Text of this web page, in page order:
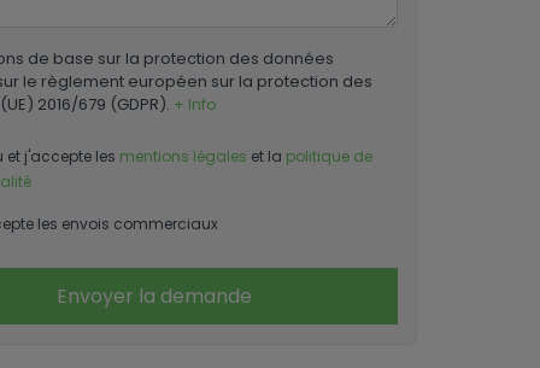
de base sur la protection des données
le règlement européen sur la protection des
2016/679 (GDPR). + Info
et j'accepte les mentions légales et la politique de
les envois commerciaux
Envoyer la demande